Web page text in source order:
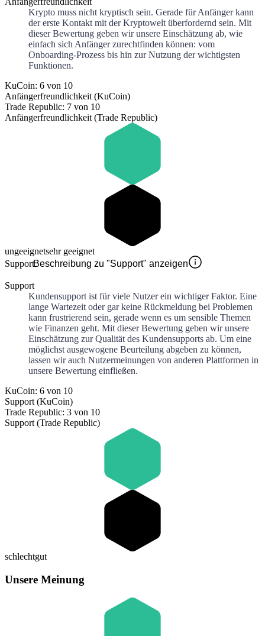
Krypto muss nicht kryptisch sein. Gerade für Anfänger kann
der erste Kontakt mit der Kryptowelt überfordernd sein. Mit
dieser Bewertung geben wir unsere Einschätzung ab, wie
einfach sich Anfänger zurechtfinden können: vom
Onboarding-Prozess bis hin zur Nutzung der wichtigsten
Funktionen.
KuCoin: 6 von 10
Anfängerfreundlichkeit (KuCoin)
Trade Republic: 7 von 10
Anfängerfreundlichkeit (Trade Republic)
ungeeignetsehr geeignet
SupportBeschreibung zu "Support" anzeigen
Support
Kundensupport ist für viele Nutzer ein wichtiger Faktor. Eine
lange Wartezeit oder gar keine Rückmeldung bei Problemen
kann frustrierend sein, gerade wenn es um sensible Themen
wie Finanzen geht. Mit dieser Bewertung geben wir unsere
Einschätzung zur Qualität des Kundensupports ab. Um eine
möglichst ausgewogene Beurteilung abgeben zu können,
lassen wir auch Nutzermeinungen von anderen Plattformen in
unsere Bewertung einfließen.
KuCoin: 6 von 10
Support (KuCoin)
Trade Republic: 3 von 10
Support (Trade Republic)
schlechtgut
Unsere Meinung